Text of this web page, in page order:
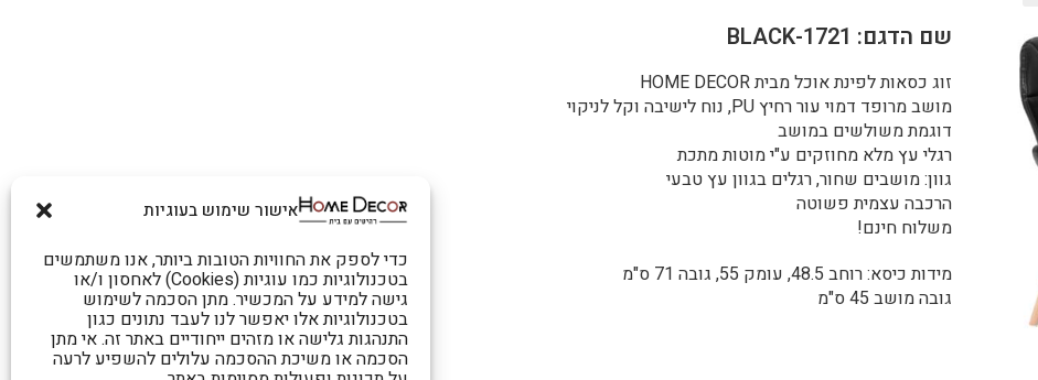
אישור שימוש בעוגיות
כדי לספק את החוויות הטובות ביותר, אנו משתמשים
בטכנולוגיות כמו עוגיות (Cookies) לאחסון ו/או
גישה למידע על המכשיר. מתן הסכמה לשימוש
בטכנולוגיות אלו יאפשר לנו לעבד נתונים כגון
התנהגות גלישה או מזהים ייחודיים באתר זה. אי מתן
הסכמה או משיכת ההסכמה עלולים להשפיע לרעה
שם הדגם: 1721-BLACK
זוג כסאות לפינת אוכל מבית HOME DECOR
מושב מרופד דמוי עור רחיץ PU, נוח לישיבה וקל לניקוי
דוגמת משולשים במושב
רגלי עץ מלא מחוזקים ע"י מוטות מתכת
גוון: מושבים שחור, רגלים בגוון עץ טבעי
הרכבה עצמית פשוטה
משלוח חינם!
מידות כיסא: רוחב 48.5, עומק 55, גובה 71 ס"מ
גובה מושב 45 ס"מ